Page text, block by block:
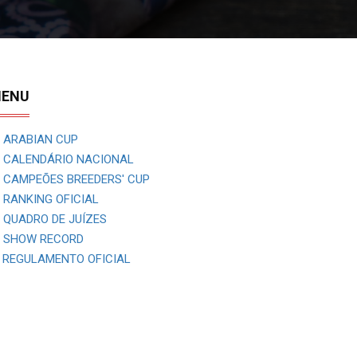
ARABIAN CUP
CALENDÁRIO NACIONAL
CAMPEÕES BREEDERS' CUP
RANKING OFICIAL
QUADRO DE JUÍZES
SHOW RECORD
REGULAMENTO OFICIAL